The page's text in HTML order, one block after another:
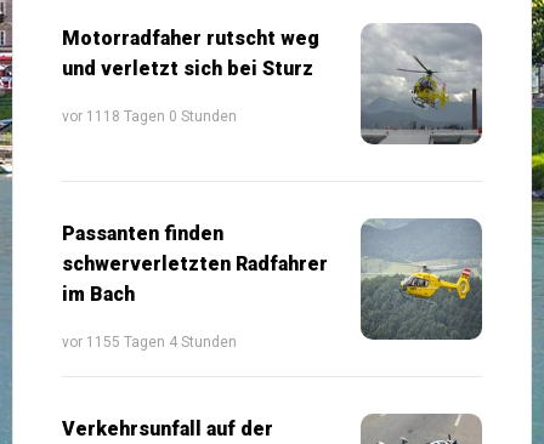
Motorradfaher rutscht weg
und verletzt sich bei Sturz
vor 1118 Tagen 0 Stunden
Passanten finden
schwerverletzten Radfahrer
im Bach
vor 1155 Tagen 4 Stunden
Verkehrsunfall auf der